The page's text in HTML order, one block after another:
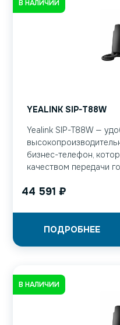
В НАЛИЧИИ
YEALINK SIP-T88W
Yealink SIP-T88W —
бизнес-телефон,
качеством передачи
44 591 ₽
ПОДРОБНЕЕ
В НАЛИЧИИ